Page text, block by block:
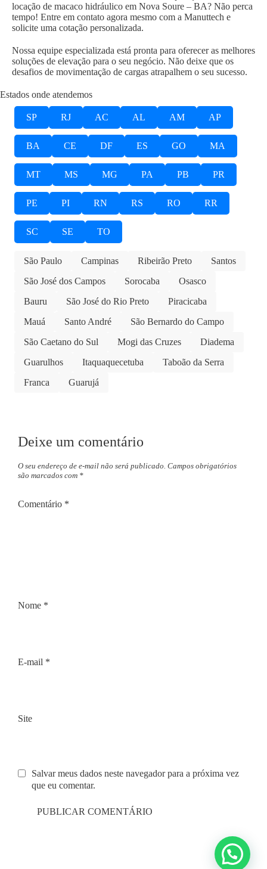
locação de macaco hidráulico em Nova Soure – BA? Não perca
tempo! Entre em contato agora mesmo com a Manuttech e
solicite uma cotação personalizada.
Nossa equipe especializada está pronta para oferecer as melhores
soluções de elevação para o seu negócio. Não deixe que os
desafios de movimentação de cargas atrapalhem o seu sucesso.
Estados onde atendemos
SP RJ AC AL AM AP
BA CE DF ES GO MA
MT MS MG PA PB PR
PE PI RN RS RO RR
SC SE TO
São Paulo Campinas Ribeirão Preto
Santos
São José dos Campos
Sorocaba
Osasco
Bauru
São José do Rio Preto
Piracicaba
Mauá
Santo André
São Bernardo do Campo
São Caetano do Sul
Mogi das Cruzes
Diadema
Guarulhos
Itaquaquecetuba
Taboão da Serra
Franca
Guarujá
Deixe um comentário
O seu endereço de e-mail não será publicado. Campos obrigatórios
são marcados com *
Comentário *
Nome *
E-mail *
Site
Salvar meus dados neste navegador para a próxima vez
que eu comentar.